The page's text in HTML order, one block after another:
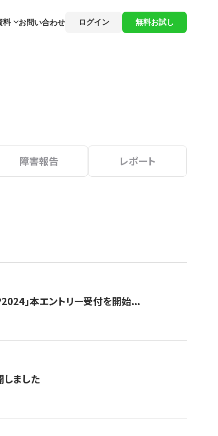
料 お問い合わせ ログイン 無料お試し
障害報告 レポート
」本エントリー受付を開始...
しました